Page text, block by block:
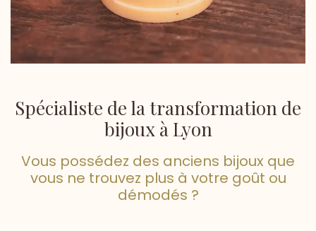
Spécialiste de la transformation de
bijoux à Lyon
Vous possédez des anciens bijoux que
vous ne trouvez plus à votre goût ou
démodés ?